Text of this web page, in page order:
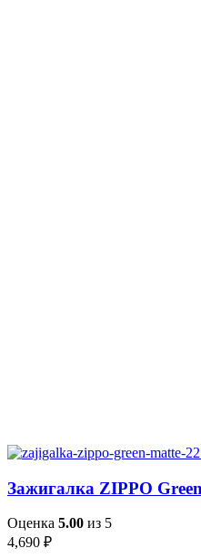
Зажигалка ZIPPO
Оценка 5.00 из 5
4,690 ₽